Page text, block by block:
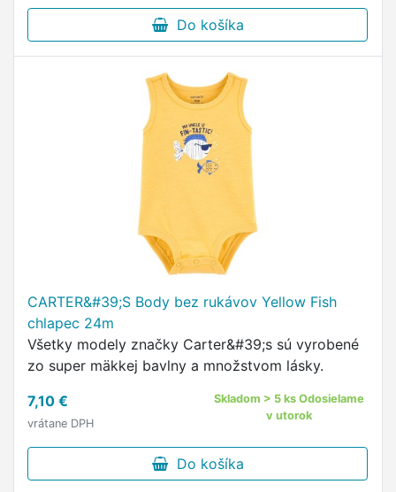
Do košíka
CARTER&#39;S Body bez rukávov Yellow Fish
chlapec 24m
Všetky modely značky Carter&#39;s sú vyrobené
zo super mäkkej bavlny a množstvom lásky.
7,10 €
vrátane DPH
Skladom > 5 ks Odosielame
v utorok
Do košíka